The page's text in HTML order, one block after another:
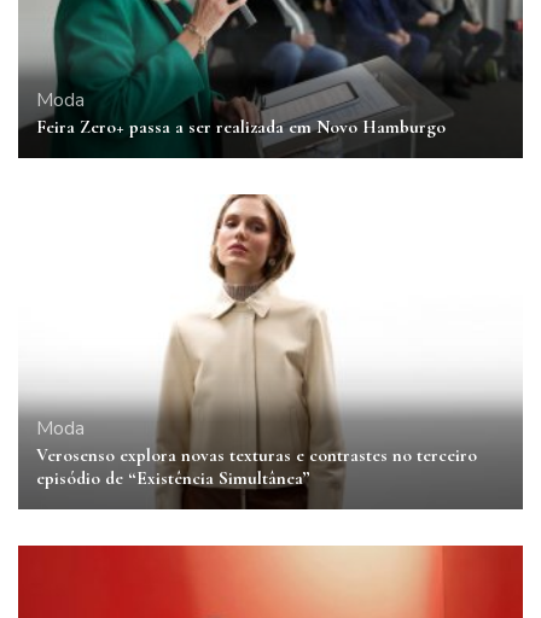
Moda
Feira Zero+ passa a ser realizada em Novo Hamburgo
Moda
Verosenso explora novas texturas e contrastes no terceiro
episódio de “Existência Simultânea”